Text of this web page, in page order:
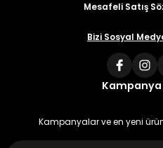
Mesafeli Satış
Bizi Sosyal
Kampanyalar ve en yeni